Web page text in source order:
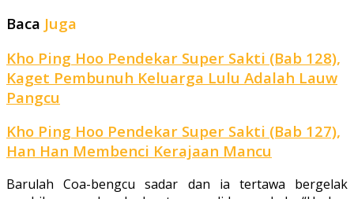
Baca Juga
Kho Ping Hoo Pendekar Super Sakti (Bab 128),
Kaget Pembunuh Keluarga Lulu Adalah Lauw
Pangcu
Kho Ping Hoo Pendekar Super Sakti (Bab 127),
Han Han Membenci Kerajaan Mancu
Barulah Coa-bengcu sadar dan ia tertawa bergelak